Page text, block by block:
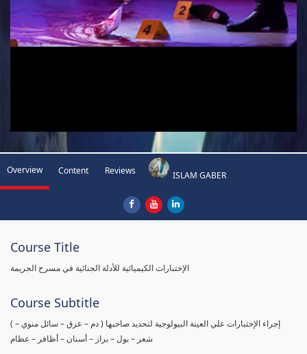
Overview Content Reviews ISLAM GABER
Course Title
الإختبارات الكيميائية للأدلة الجنائية في مسرح الجريمة
Course Subtitle
( إجراء الإختبارات علي العينة البيولوجية لتحديد صاحبها ( دم – عرق – سائل منوي –
شعر – بول – براز – أسنان – أظافر – عظام